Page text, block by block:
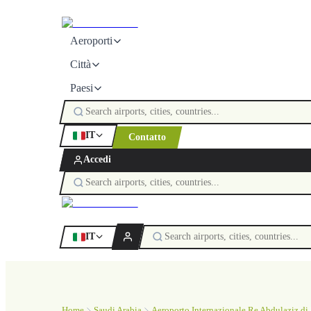
Aeroporti
Città
Paesi
IT Contatto
Accedi
IT